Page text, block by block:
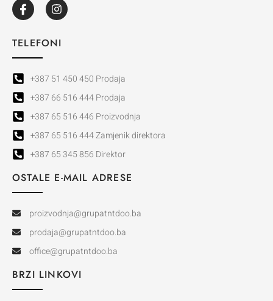
TELEFONI
+387 51 450 450 Prodaja
+387 66 516 444 Prodaja
+387 65 516 446 Proizvodnja
+387 65 516 444 Zamjenik direktora
+387 65 345 856 Direktor
OSTALE E-MAIL ADRESE
proizvodnja@grupatntdoo.ba
prodaja@grupatntdoo.ba
office@grupatntdoo.ba
BRZI LINKOVI